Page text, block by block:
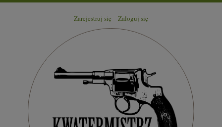
Zarejestruj się Zaloguj się